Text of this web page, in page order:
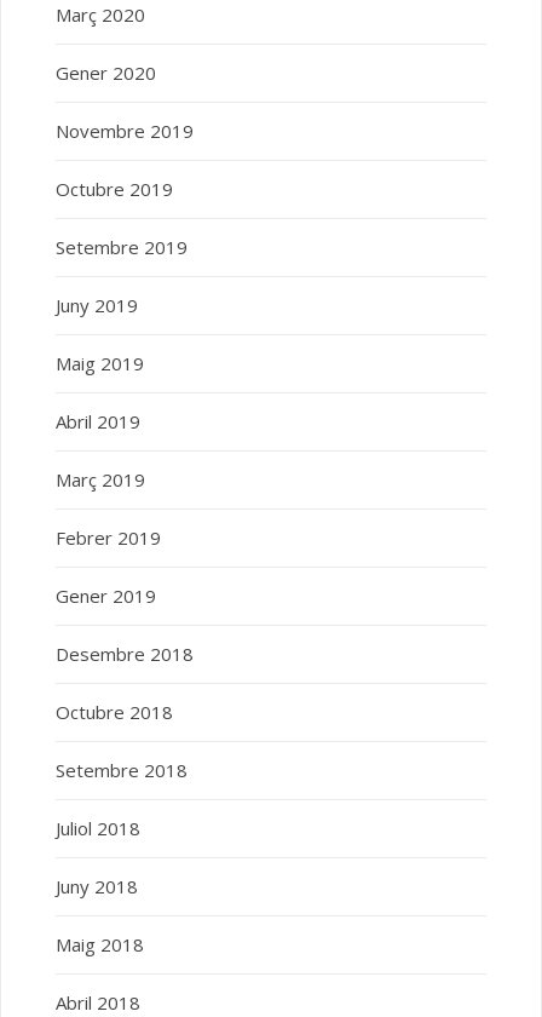
Març 2020
Gener 2020
Novembre 2019
Octubre 2019
Setembre 2019
Juny 2019
Maig 2019
Abril 2019
Març 2019
Febrer 2019
Gener 2019
Desembre 2018
Octubre 2018
Setembre 2018
Juliol 2018
Juny 2018
Maig 2018
Abril 2018